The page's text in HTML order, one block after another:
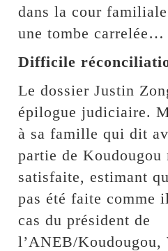
dans la cour
une tombe carrelée…
Difficile
Le dossier Justin
épilogue judiciaire.
à sa famille qui dit
partie de Koudougou
satisfaite, estimant
pas été faite comme
cas du président de
l’ANEB/